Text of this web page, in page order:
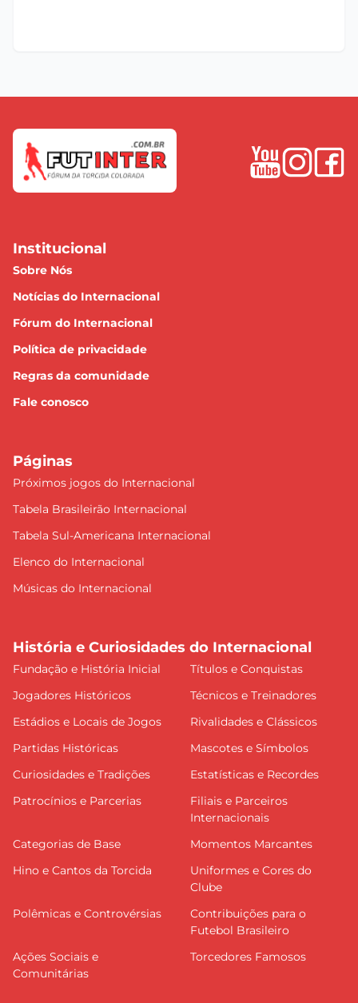
Institucional
Sobre Nós
Notícias do Internacional
Fórum do Internacional
Política de privacidade
Regras da comunidade
Fale conosco
Páginas
Próximos jogos do Internacional
Tabela Brasileirão Internacional
Tabela Sul-Americana Internacional
Elenco do Internacional
Músicas do Internacional
História e Curiosidades do Internacional
Fundação e História Inicial
Títulos e Conquistas
Jogadores Históricos
Técnicos e Treinadores
Estádios e Locais de Jogos
Rivalidades e Clássicos
Partidas Históricas
Mascotes e Símbolos
Curiosidades e Tradições
Estatísticas e Recordes
Patrocínios e Parcerias
Filiais e Parceiros
Internacionais
Categorias de Base
Momentos Marcantes
Hino e Cantos da Torcida
Uniformes e Cores do
Clube
Polêmicas e Controvérsias
Contribuições para o
Futebol Brasileiro
Ações Sociais e
Comunitárias
Torcedores Famosos